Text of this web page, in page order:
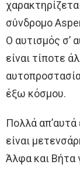
σύνδρομο
Ο αυτισμός σ’
είναι τίποτε
έξω κόσμου.
Πολλά απ’αυτά
είναι
Άλφα και Βήτα